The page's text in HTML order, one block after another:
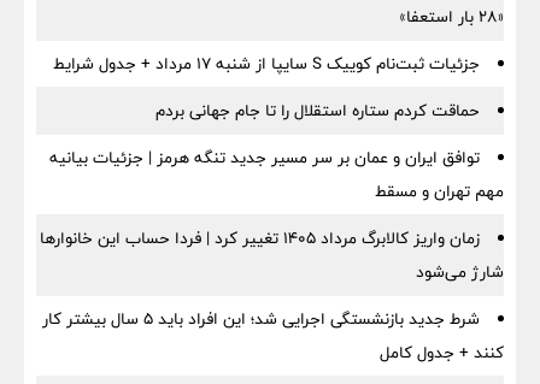
«۲۸ بار استعفا»
جزئیات ثبت‌نام کوییک S سایپا از شنبه ۱۷ مرداد + جدول شرایط
حماقت کردم ستاره استقلال را تا جام جهانی بردم
توافق ایران و عمان بر سر مسیر جدید تنگه هرمز | جزئیات بیانیه
مهم تهران و مسقط
زمان واریز کالابرگ مرداد ۱۴۰۵ تغییر کرد | فردا حساب این خانوارها
شارژ می‌شود
شرط جدید بازنشستگی اجرایی شد؛ این افراد باید ۵ سال بیشتر کار
کنند + جدول کامل